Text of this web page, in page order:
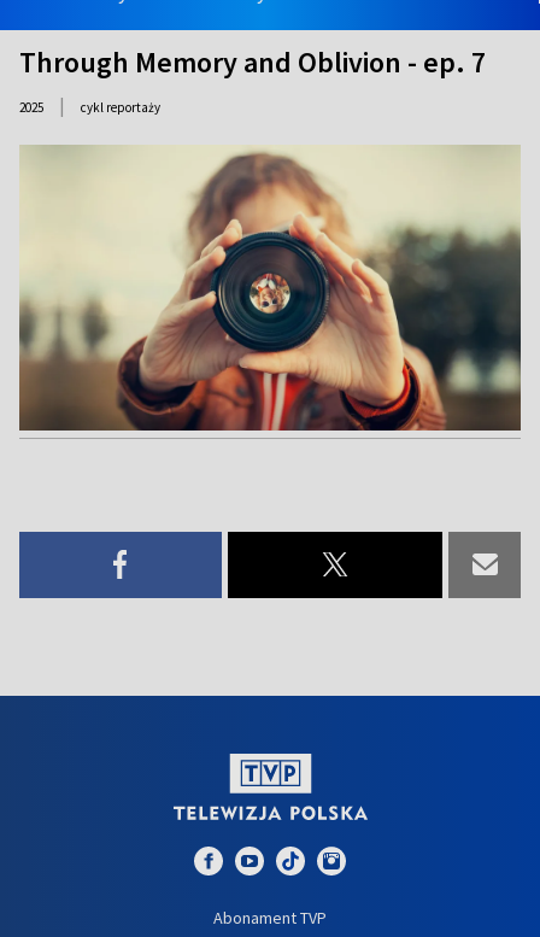
Through Memory and Oblivion - ep. 7
2025 | cykl reportaży
Abonament TVP